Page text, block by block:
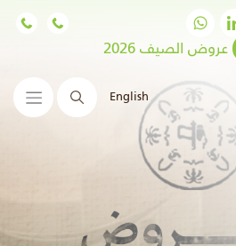
عروض الصيف 2026
English البحث